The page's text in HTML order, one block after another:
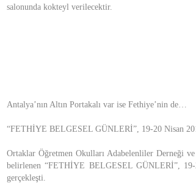
salonunda kokteyl verilecektir.
Antalya’nın Altın Portakalı var ise Fethiye’nin de…
“FETHİYE BELGESEL GÜNLERİ”, 19-20 Nisan
Ortaklar Öğretmen Okulları Adabelenliler Derneği
belirlenen “FETHİYE BELGESEL GÜNLERİ”,
gerçekleşti.